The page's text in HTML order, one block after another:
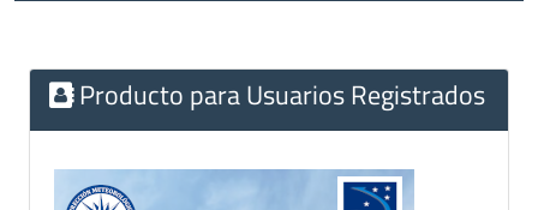
Producto para Usuarios Registrados